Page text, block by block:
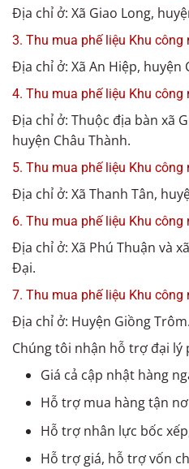
Địa chỉ ở: Xã Giao Long,
3. Thu mua phế liệu Khu công
Địa chỉ ở: Xã An Hiệp, huyện
4. Thu mua phế liệu Khu công
Địa chỉ ở: Thuộc địa bàn xã
huyện Châu Thành.
5. Thu mua phế liệu Khu công
Địa chỉ ở: Xã Thanh Tân,
6. Thu mua phế liệu Khu công
Địa chỉ ở: Xã Phú Thuận và
Đại.
7. Thu mua phế liệu Khu công
Địa chỉ ở: Huyện Giồng Trôm.
Chúng tôi nhận hỗ trợ đại lý
Giá cả cập nhật hàng
Hỗ trợ mua hàng tận
Hỗ trợ nhân lực bốc
Hỗ trợ giá, hỗ trợ vốn